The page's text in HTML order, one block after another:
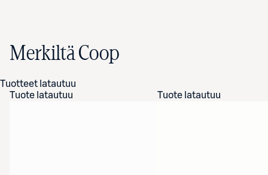
Merkiltä Coop
Tuotteet latautuu
Tuote latautuu
Tuote latautuu